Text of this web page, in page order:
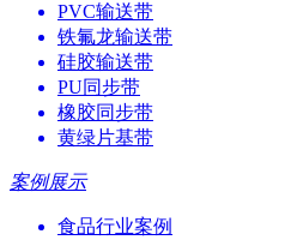
PVC输送带
铁氟龙输送带
硅胶输送带
PU同步带
橡胶同步带
黄绿片基带
案例展示
食品行业案例